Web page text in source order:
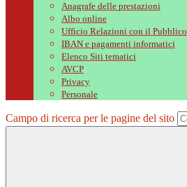
Anagrafe delle prestazioni
Albo online
Ufficio Relazioni con il Pubblico
IBAN e pagamenti informatici
Elenco Siti tematici
AVCP
Privacy
Personale
Campo di ricerca per le pagine del sito